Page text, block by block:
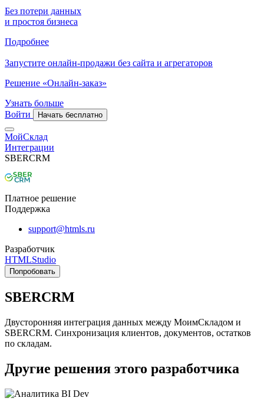
Без потери данных
и простоя бизнеса
Подробнее
Запустите онлайн-продажи без сайта и агрегаторов
Решение «Онлайн-заказ»
Узнать больше
Войти
Начать бесплатно
МойСклад
Интеграции
SBERCRM
Платное решение
Поддержка
support@htmls.ru
Разработчик
HTMLStudio
Попробовать
SBERCRM
Двусторонняя интеграция данных между МоимСкладом и
SBERCRM. Синхронизация клиентов, документов, остатков
по складам.
Другие решения этого разработчика